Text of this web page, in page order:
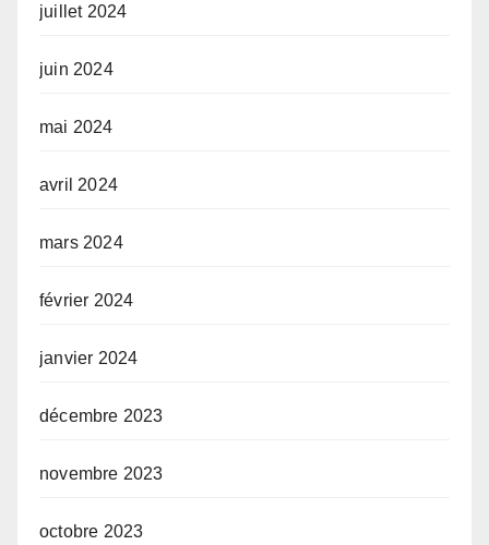
juillet 2024
juin 2024
mai 2024
avril 2024
mars 2024
février 2024
janvier 2024
décembre 2023
novembre 2023
octobre 2023